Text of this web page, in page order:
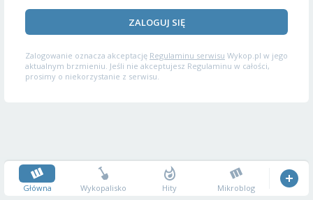
ZALOGUJ SIĘ
Zalogowanie oznacza akceptację Regulaminu serwisu Wykop.pl w jego
aktualnym brzmieniu. Jeśli nie akceptujesz Regulaminu w całości,
prosimy o niekorzystanie z serwisu.
Główna Wykopalisko Hity Mikroblog